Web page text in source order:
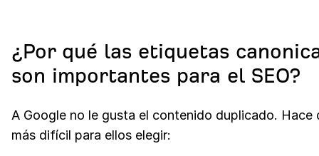
¿Por qué las etiquetas
son importantes para el SEO?
A Google no le gusta el contenido duplicado. Hace
más difícil para ellos elegir: